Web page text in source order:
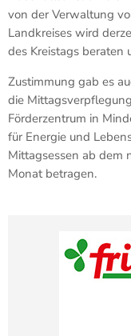
von der Verwaltung
Landkreises wird
des Kreistags beraten
Zustimmung gab es
die
Förderzentrum in
für Energie und
Mittagsessen ab dem
Monat betragen.